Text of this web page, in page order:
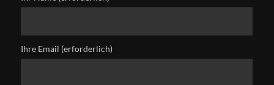
Ihre Email (erforderlich)